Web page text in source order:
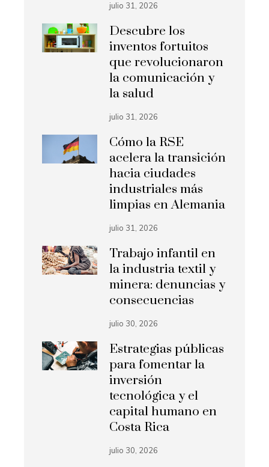
julio 31, 2026
Descubre los
inventos fortuitos
que revolucionaron
la comunicación y
la salud
julio 31, 2026
Cómo la RSE
acelera la transición
hacia ciudades
industriales más
limpias en Alemania
julio 31, 2026
Trabajo infantil en
la industria textil y
minera: denuncias y
consecuencias
julio 30, 2026
Estrategias públicas
para fomentar la
inversión
tecnológica y el
capital humano en
Costa Rica
julio 30, 2026